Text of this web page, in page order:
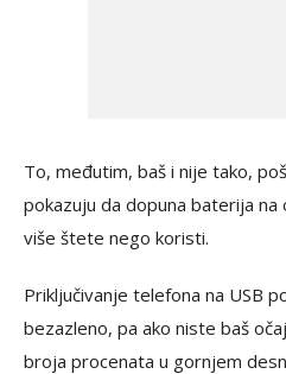
To, međutim, baš i nije tako,
pokazuju da dopuna baterija na
više štete nego koristi.
Priključivanje telefona na USB
bezazleno, pa ako niste baš
broja procenata u gornjem